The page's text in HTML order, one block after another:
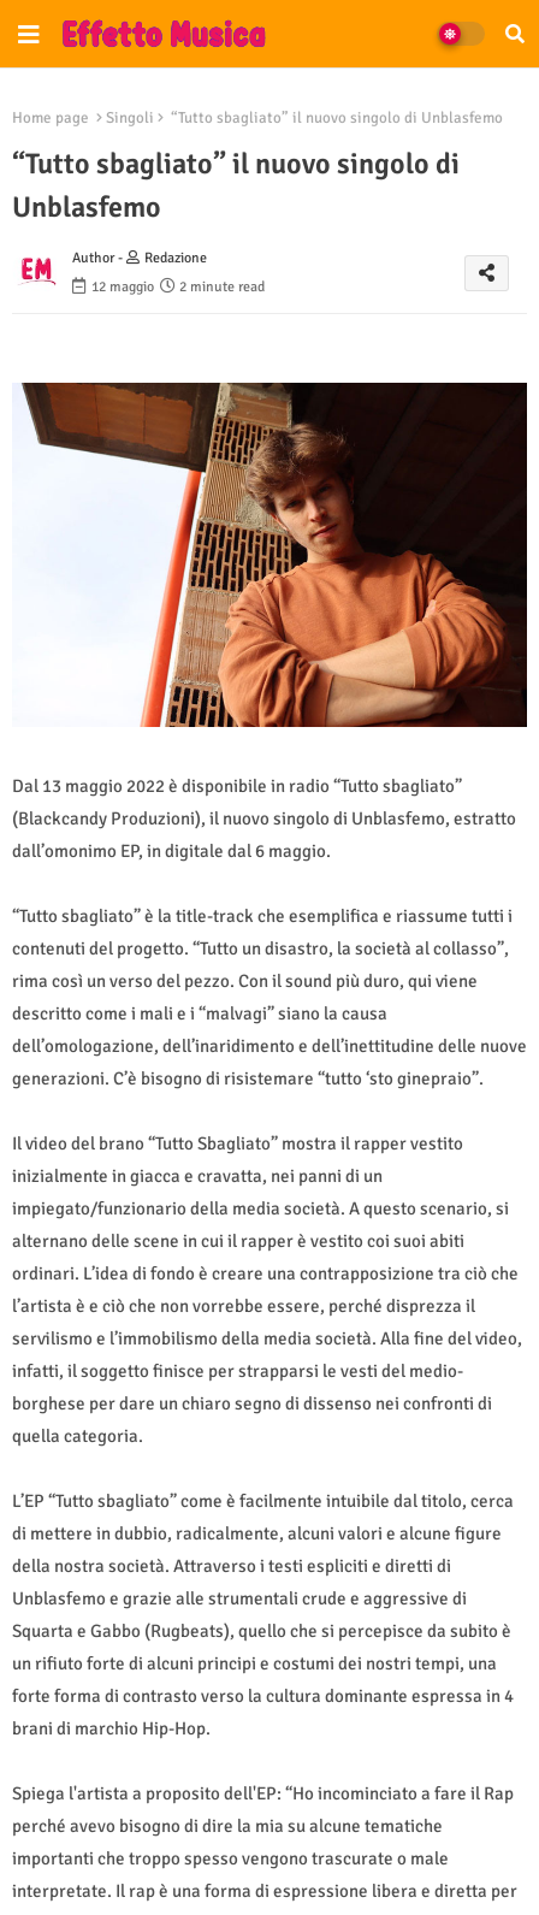
Home page Singoli “Tutto sbagliato” il nuovo singolo di Unblasfemo
“Tutto sbagliato” il nuovo singolo di
Unblasfemo
Author -
Redazione
12 maggio
2 minute read
Dal 13 maggio 2022 è disponibile in radio “Tutto sbagliato”
(Blackcandy Produzioni), il nuovo singolo di Unblasfemo, estratto
dall’omonimo EP, in digitale dal 6 maggio.
“Tutto sbagliato” è la title-track che esemplifica e riassume tutti i
contenuti del progetto. “Tutto un disastro, la società al collasso”,
rima così un verso del pezzo. Con il sound più duro, qui viene
descritto come i mali e i “malvagi” siano la causa
dell’omologazione, dell’inaridimento e dell’inettitudine delle nuove
generazioni. C’è bisogno di risistemare “tutto ‘sto ginepraio”.
Il video del brano “Tutto Sbagliato” mostra il rapper vestito
inizialmente in giacca e cravatta, nei panni di un
impiegato/funzionario della media società. A questo scenario, si
alternano delle scene in cui il rapper è vestito coi suoi abiti
ordinari. L’idea di fondo è creare una contrapposizione tra ciò che
l’artista è e ciò che non vorrebbe essere, perché disprezza il
servilismo e l’immobilismo della media società. Alla fine del video,
infatti, il soggetto finisce per strapparsi le vesti del medio-
borghese per dare un chiaro segno di dissenso nei confronti di
quella categoria.
L’EP “Tutto sbagliato” come è facilmente intuibile dal titolo, cerca
di mettere in dubbio, radicalmente, alcuni valori e alcune figure
della nostra società. Attraverso i testi espliciti e diretti di
Unblasfemo e grazie alle strumentali crude e aggressive di
Squarta e Gabbo (Rugbeats), quello che si percepisce da subito è
un rifiuto forte di alcuni principi e costumi dei nostri tempi, una
forte forma di contrasto verso la cultura dominante espressa in 4
brani di marchio Hip-Hop.
Spiega l'artista a proposito dell'EP: “Ho incominciato a fare il Rap
perché avevo bisogno di dire la mia su alcune tematiche
importanti che troppo spesso vengono trascurate o male
interpretate. Il rap è una forma di espressione libera e diretta per